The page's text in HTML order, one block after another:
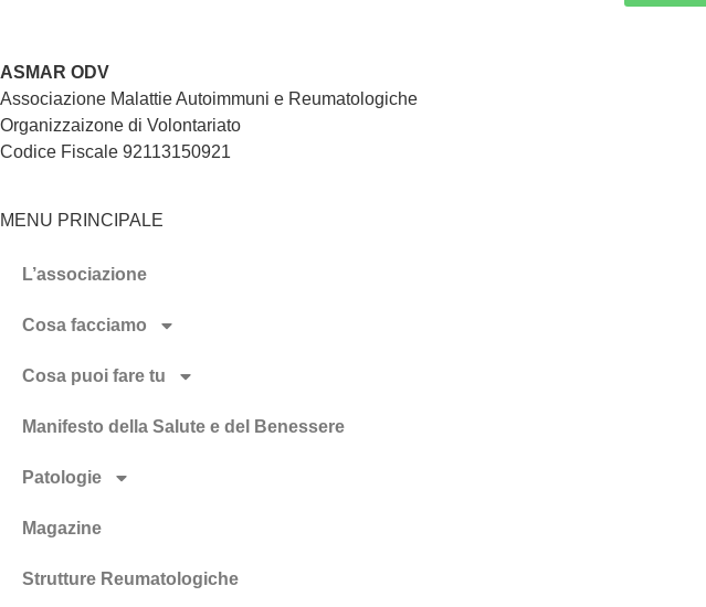
ASMAR ODV
Associazione Malattie Autoimmuni e Reumatologiche
Organizzaizone di Volontariato
Codice Fiscale 92113150921
MENU PRINCIPALE
L’associazione
Cosa facciamo
Cosa puoi fare tu
Manifesto della Salute e del Benessere
Patologie
Magazine
Strutture Reumatologiche